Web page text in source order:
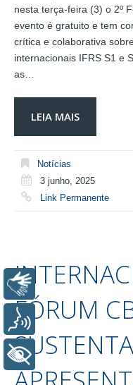
nesta terça-feira (3) o 2º
evento é gratuito e tem
crítica e colaborativa
internacionais IFRS S1 e
as…
LEIA MAIS
Notícias
3 junho, 2025
Link Permanente
FÓRUM
Libras
Voz
+ Acessibilidade